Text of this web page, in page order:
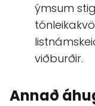
ýmsum
viðburðir.
Annað